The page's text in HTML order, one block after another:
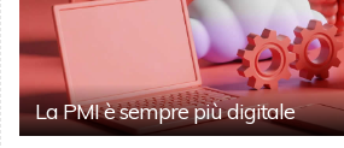
La PMI è sempre più digitale